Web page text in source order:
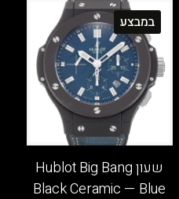
סוגים.
ניתן
לבחור
את
האפשרויות
בעמוד
המוצר
במבצע
שעון Hublot Big Bang
Black Ceramic — Blue